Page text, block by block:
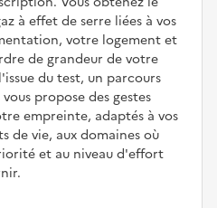
à effet de serre liées à vos
votre logement et
de grandeur de votre
du test, un parcours
propose des gestes
empreinte, adaptés à vos
de vie, aux domaines où
et au niveau d'effort